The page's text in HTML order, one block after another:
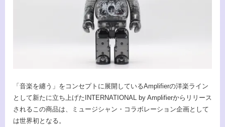
「音楽を纏う」をコンセプトに展開しているAmplifierの洋楽ライン
として新たに立ち上げたINTERNATIONAL by Amplifierからリリース
されるこの商品は、ミュージシャン・コラボレーション企画として
は世界初となる。